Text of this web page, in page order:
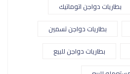
بطاريات دواجن اتوماتيك
بطاريات دواجن تسمين
بطاريات دواجن للبيع